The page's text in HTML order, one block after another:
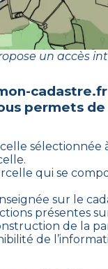
un accès
permets
sélectionnée
qui se
sur le
présentes
de la
de